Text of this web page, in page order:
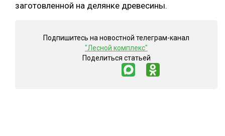
заготовленной на делянке древесины.
Подпишитесь на новостной телеграм-канал
"Лесной комплекс"
Поделиться статьей